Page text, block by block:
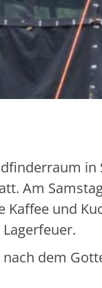
Am
und
dem